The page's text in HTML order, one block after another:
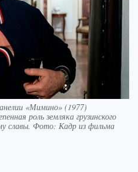
«Мимино» (1977)
роль земляка грузинского
славы. Фото: Кадр из фильма